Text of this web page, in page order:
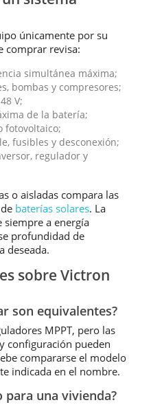
únicamente por su
comprar revisa:
simultánea máxima;
bombas y compresores;
V;
de la batería;
fotovoltaico;
fusibles y desconexión;
regulador y
o aisladas compara las
baterías solares. La
a energía
profundidad de
deseada.
sobre Victron
son equivalentes?
MPPT, pero las
configuración pueden
compararse el modelo
indicada en el nombre.
para una vivienda?